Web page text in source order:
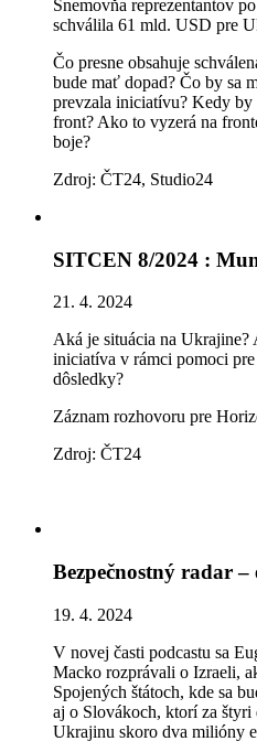
Snemovňa reprezentantov
schválila 61 mld. USD pre
Čo presne obsahuje
bude mať dopad? Čo by sa
prevzala iniciatívu? Kedy by
front? Ako to vyzerá na
boje?
Zdroj: ČT24, Studio24
SITCEN 8/2024 :
21. 4. 2024
Aká je situácia na Ukrajine?
iniciatíva v rámci pomoci
dôsledky?
Záznam rozhovoru pre
Zdroj: ČT24
Bezpečnostný radar –
19. 4. 2024
V novej časti podcastu sa
Macko rozprávali o Izraeli,
Spojených štátoch, kde sa
aj o Slovákoch, ktorí za
Ukrajinu skoro dva milióny